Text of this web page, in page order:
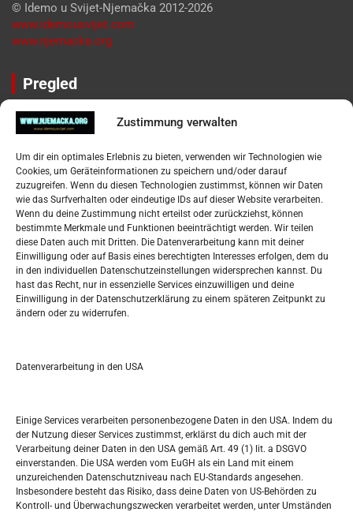
Zustimmung verwalten
Um dir ein optimales Erlebnis zu bieten, verwenden wir Technologien wie
Cookies, um Geräteinformationen zu speichern und/oder darauf
zuzugreifen. Wenn du diesen Technologien zustimmst, können wir Daten
wie das Surfverhalten oder eindeutige IDs auf dieser Website verarbeiten.
Wenn du deine Zustimmung nicht erteilst oder zurückziehst, können
bestimmte Merkmale und Funktionen beeinträchtigt werden. Wir teilen
diese Daten auch mit Dritten. Die Datenverarbeitung kann mit deiner
Einwilligung oder auf Basis eines berechtigten Interesses erfolgen, dem du
in den individuellen Datenschutzeinstellungen widersprechen kannst. Du
hast das Recht, nur in essenzielle Services einzuwilligen und deine
Einwilligung in der Datenschutzerklärung zu einem späteren Zeitpunkt zu
ändern oder zu widerrufen.
Datenverarbeitung in den USA
Einige Services verarbeiten personenbezogene Daten in den USA. Indem du
der Nutzung dieser Services zustimmst, erklärst du dich auch mit der
Verarbeitung deiner Daten in den USA gemäß Art. 49 (1) lit. a DSGVO
einverstanden. Die USA werden vom EuGH als ein Land mit einem
unzureichenden Datenschutzniveau nach EU-Standards angesehen.
Insbesondere besteht das Risiko, dass deine Daten von US-Behörden zu
Kontroll- und Überwachungszwecken verarbeitet werden, unter Umständen
© Idemo u Svijet-Njemačka 2012-2026
www.idemousvijet.com
www.njemacka.org
Pregled
Impressum
Datenschutzerklärung
Widerufsbelehrung
Oglašavanje / Postavite svoj oglas
Tko je “Idemo u Svijet – Njemačka?
Pretražite stranicu:
S
e
a
h
M D M D F S S
1
3 4 5 6 7 8
10 11 12 13 14 15 16